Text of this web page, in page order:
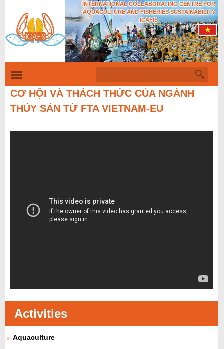
Skip
to
main
content
INTERNATIONAL COLLABORATING CENTRE FOR
AQUACULTURE AND FISHERIES SUSTAINABILITY
ICAFIS
S
e
a
r
m
e
a
r
c
CƠ HỘI VÀ THÁCH THỨC CỦA NGÀNH
THỦY SẢN TỪ FTA VIETNAM-EU
Activities
Aquaculture